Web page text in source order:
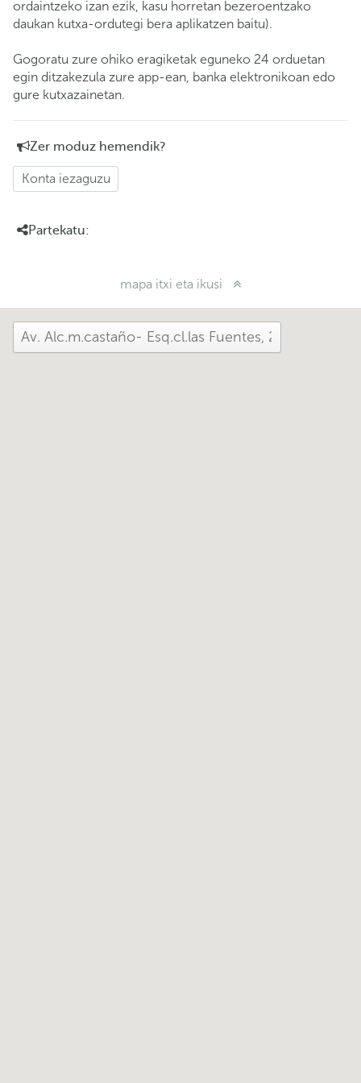
ordaintzeko izan ezik, kasu horretan bezeroentzako
daukan kutxa-ordutegi bera aplikatzen baitu).
Gogoratu zure ohiko eragiketak eguneko 24 orduetan
egin ditzakezula zure app-ean, banka elektronikoan edo
gure kutxazainetan.
Zer moduz hemendik?
Konta iezaguzu
Partekatu:
mapa itxi eta ikusi